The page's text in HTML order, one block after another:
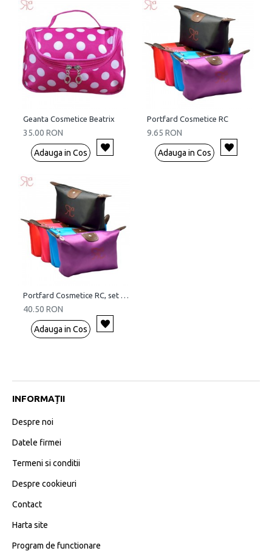
Geanta Cosmetice Beatrix
35.00 RON
Adauga in Cos
Portfard Cosmetice RC
9.65 RON
Adauga in Cos
Portfard Cosmetice RC, set 5 bucati
40.50 RON
Adauga in Cos
INFORMAȚII
Despre noi
Datele firmei
Termeni si conditii
Despre cookieuri
Contact
Harta site
Program de functionare